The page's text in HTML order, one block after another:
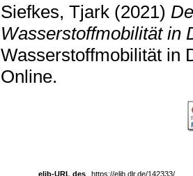
Siefkes, Tjark (2021)
Wasserstoffmobilität in
Wasserstoffmobilität in
Online.
elib-URL des
https://elib.dlr.de/142333/